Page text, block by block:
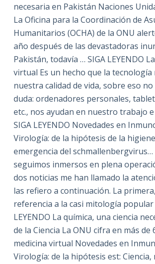
necesaria en Pakistán Naciones
La Oficina para la Coordinación de
Humanitarios (OCHA) de la ONU
año después de las devastadoras
Pakistán, todavía … SIGA LEYENDO
virtual Es un hecho que la tecnología
nuestra calidad de vida, sobre eso
duda: ordenadores personales,
etc., nos ayudan en nuestro trabajo
SIGA LEYENDO Novedades en
Virología: de la hipótesis de la
emergencia del schmallenbergvirus…
seguimos inmersos en plena
dos noticias me han llamado la
las refiero a continuación. La
referencia a la casi mitología popular
LEYENDO La química, una ciencia
de la Ciencia La ONU cifra en más de
medicina virtual Novedades en
Virología: de la hipótesis est: Ciencia,